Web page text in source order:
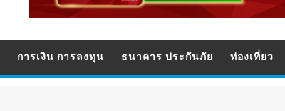
การเงิน การลงทุน ธนาคาร ประกันภัย ท่องเที่ยว